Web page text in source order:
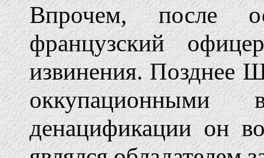
Впрочем, после
французский
извинения. Позднее
денацификации он